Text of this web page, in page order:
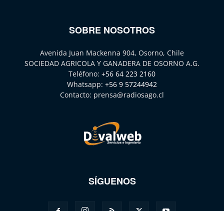
SOBRE NOSOTROS
Avenida Juan Mackenna 904, Osorno, Chile
SOCIEDAD AGRICOLA Y GANADERA DE OSORNO A.G.
Teléfono: +56 64 223 2160
Whatsapp: +56 9 57244942
Contacto: prensa@radiosago.cl
SÍGUENOS